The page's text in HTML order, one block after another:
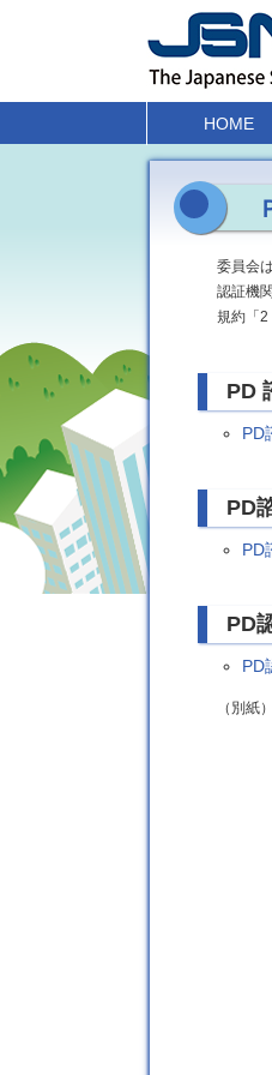
HOME
委員会
認証機
規約「2
PD
PD
PD
PD
PD
PD
（別紙）